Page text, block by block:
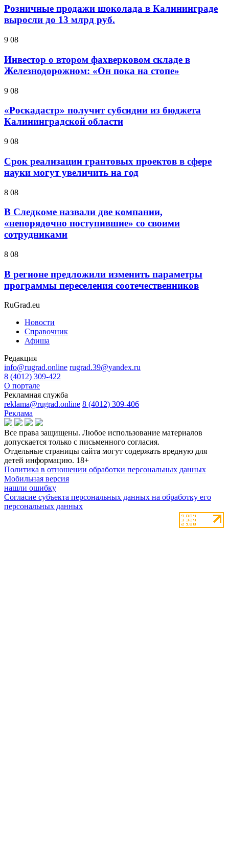
Розничные продажи шоколада в Калининграде
выросли до 13 млрд руб.
9 08
Инвестор о втором фахверковом складе в
Железнодорожном: «Он пока на стопе»
9 08
«Роскадастр» получит субсидии из бюджета
Калининградской области
9 08
Срок реализации грантовых проектов в сфере
науки могут увеличить на год
8 08
В Следкоме назвали две компании,
«непорядочно поступившие» со своими
сотрудниками
8 08
В регионе предложили изменить параметры
программы переселения соотечественников
RuGrad.eu
Новости
Справочник
Афиша
Редакция
info@rugrad.online rugrad.39@yandex.ru
8 (4012) 309-422
О портале
Рекламная служба
reklama@rugrad.online 8 (4012) 309-406
Реклама
Все права защищены. Любое использование материалов
допускается только с письменного согласия.
Отдельные страницы сайта могут содержать вредную для
детей информацию. 18+
Политика в отношении обработки персональных данных
Мобильная версия
нашли ошибку
Согласие субъекта персональных данных на обработку его
персональных данных